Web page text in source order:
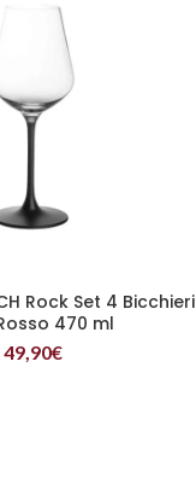
TUTTO
Rock Set 4 Bicchieri
470 ml
49,90€